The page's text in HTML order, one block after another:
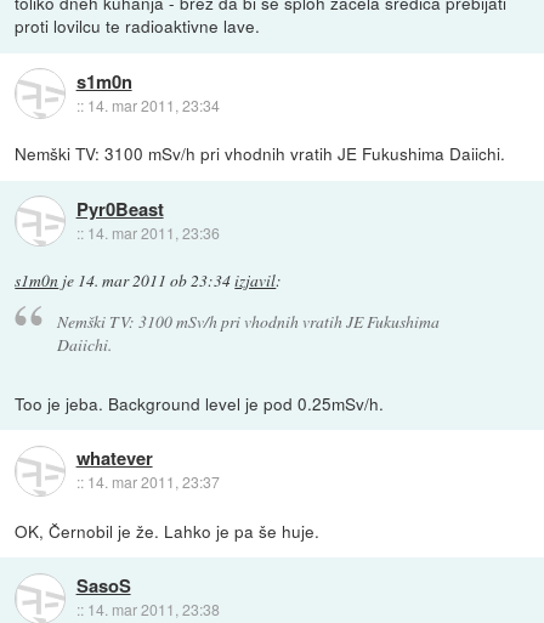
proti lovilcu te radioaktivne lave.
s1m0n
:: 14. mar 2011, 23:34
Nemški TV: 3100 mSv/h pri vhodnih vratih JE Fukushima Daiichi.
Pyr0Beast
:: 14. mar 2011, 23:36
s1m0n je 14. mar 2011 ob 23:34izjavil:
Nemški TV: 3100 mSv/h pri vhodnih vratih JE Fukushima
Daiichi.
Too je jeba. Background level je pod 0.25mSv/h.
whatever
:: 14. mar 2011, 23:37
OK, Černobil je že. Lahko je pa še huje.
SasoS
:: 14. mar 2011, 23:38